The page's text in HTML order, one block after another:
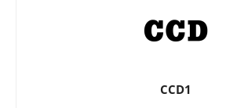
CCD1